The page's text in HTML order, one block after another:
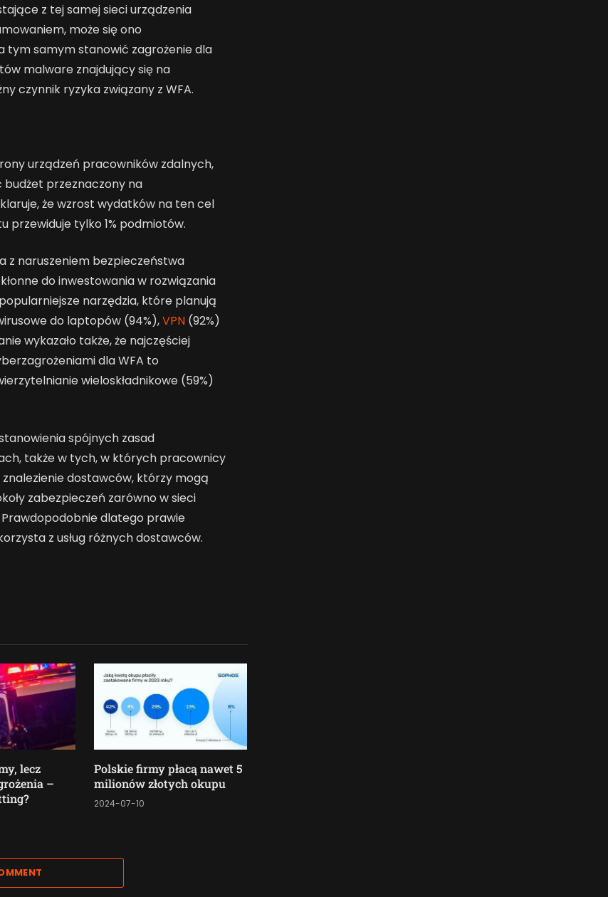
z tej samej sieci urządzenia
może się ono
tym samym stanowić zagrożenie dla
malware znajdujący się na
czynnik ryzyka związany z WFA.
urządzeń pracowników zdalnych,
budżet przeznaczony na
że wzrost wydatków na ten cel
przewiduje tylko 1% podmiotów.
z naruszeniem bezpieczeństwa
do inwestowania w rozwiązania
narzędzia, które planują
do laptopów (94%),VPN(92%)
wykazało także, że najczęściej
dla WFA to
wieloskładnikowe (59%)
spójnych zasad
także w tych, w których pracownicy
znalezienie dostawców, którzy mogą
zabezpieczeń zarówno w sieci
dlatego prawie
z usług różnych dostawców.
lecz
–
Polskie firmy płacą nawet 5
milionów złotych okupu
2024-07-10